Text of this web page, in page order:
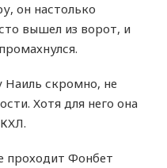
он настолько
вышел из ворот, и
скромно, не
Хотя для него она
проходит Фонбет